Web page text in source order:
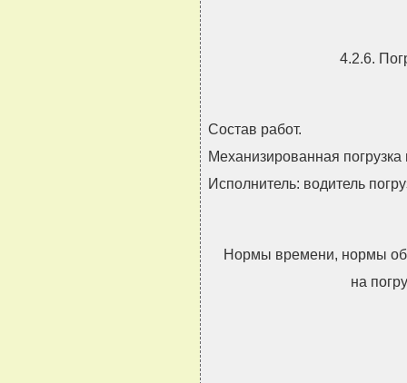
4.2.6.
Состав работ.
Механизированная погрузка
Исполнитель: водитель
Нормы времени, нормы
на